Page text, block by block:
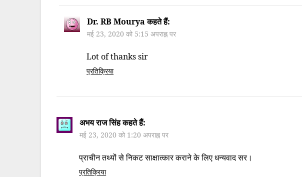
Dr. RB Mourya कहते हैं:
मई 23, 2020 को 5:15 अपराह्न पर
Lot of thanks sir
प्रतिक्रिया
अभय राज सिंहकहते हैं:
मई 23, 2020 को 1:20 अपराह्न पर
प्राचीन तथ्यों से निकट साक्षात्कार कराने के लिए धन्यवाद सर।
प्रतिक्रिया